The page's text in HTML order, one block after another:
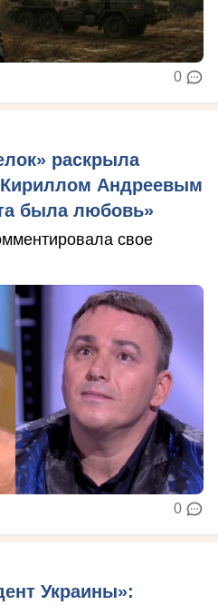
0
раскрыла
Андреевым
была любовь»
свое
0
Украины»: